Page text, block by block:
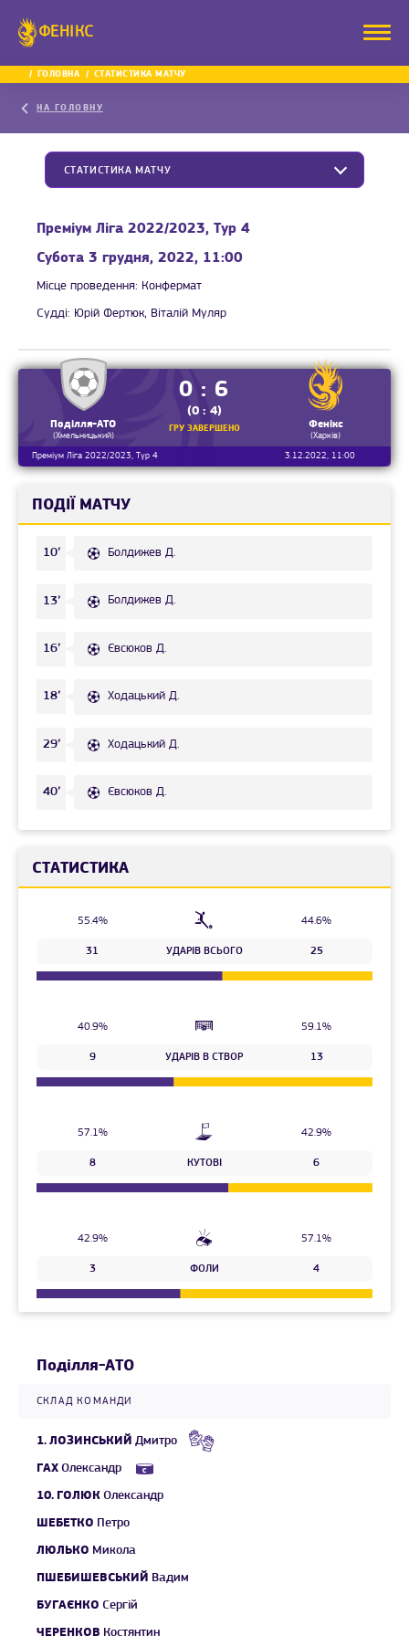
ФЕНІКС
ГОЛОВНА СТАТИСТИКА МАТЧУ
НА ГОЛОВНУ
СТАТИСТИКА МАТЧУ
Преміум Ліга 2022/2023, Тур 4
Субота 3 грудня, 2022, 11:00
Місце проведення: Конфермат
Судді: Юрій Фертюк, Віталій Муляр
Поділля-АТО
(Хмельницький)
0 : 6
(0 : 4)
ГРУ ЗАВЕРШЕНО Фенікс
(Харків)
Преміум Ліга 2022/2023, Тур 4
3.12.2022, 11:00
ПОДІЇ МАТЧУ
10’ Болдижев Д.
13’ Болдижев Д.
16’ Євсюков Д.
18’ Ходацький Д.
29’ Ходацький Д.
40’ Євсюков Д.
СТАТИСТИКА
55.4% 44.6%
31 УДАРІВ ВСЬОГО 25
40.9% 59.1%
9 УДАРІВ В СТВОР 13
57.1% 42.9%
8 КУТОВІ 6
42.9% 57.1%
3 ФОЛИ 4
Поділля-АТО
СКЛАД КОМАНДИ
1. ЛОЗИНСЬКИЙ Дмитро
ГАХ Олександр
10. ГОЛЮК Олександр
ШЕБЕТКО Петро
ЛЮЛЬКО Микола
ПШЕБИШЕВСЬКИЙ Вадим
БУГАЄНКО Сергій
ЧЕРЕНКОВ Костянтин